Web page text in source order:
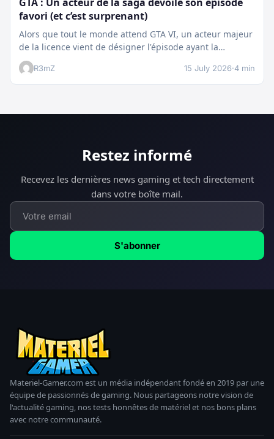
favori (et c’est surprenant)
Alors que tout le monde attend GTA VI, un acteur majeur
de la licence vient de désigner l'épisode ayant la…
R3mZ 15 July 2026·4 min
Restez informé
Recevez les dernières news gaming et tech directement
dans votre boîte mail.
S'abonner
Materiel-Gamer.com est un média indépendant fondé en 2019 par une
équipe de passionnés de gaming. Nous partageons notre vision de
l'actualité gaming, nos tests honnêtes de matériel et nos bons plans
avec notre communauté.